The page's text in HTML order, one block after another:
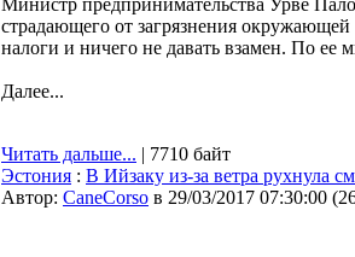
Министр предпринимательства Урве
страдающего от загрязнения
налоги и ничего не давать взамен. По ее
Далее...
Читать дальше... | 7710 байт
Эстония : В Ийзаку из-за ветра рухнула
Автор: CaneCorso в 29/03/2017 07:30:00 (